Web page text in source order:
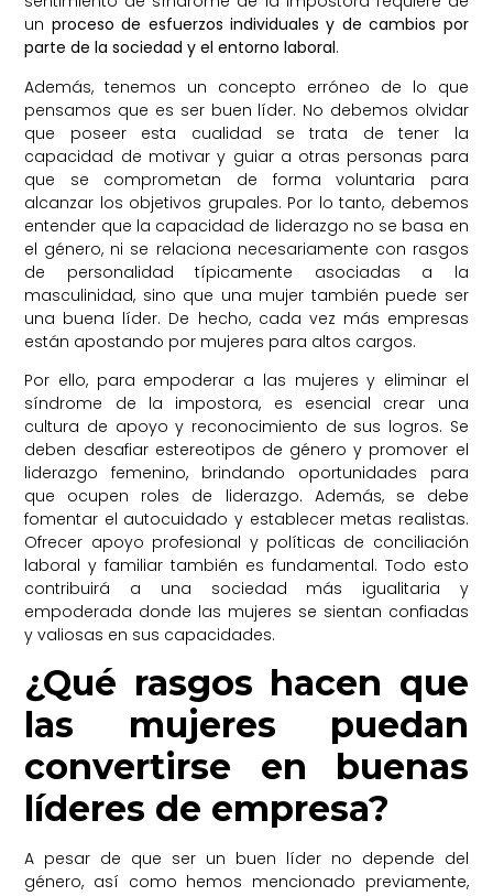
un proceso de esfuerzos individuales y de cambios por
parte de la sociedad y el entorno laboral.
Además, tenemos un concepto erróneo de lo que
pensamos que es ser buen líder. No debemos olvidar
que poseer esta cualidad se trata de tener la
capacidad de motivar y guiar a otras personas para
que se comprometan de forma voluntaria para
alcanzar los objetivos grupales. Por lo tanto, debemos
entender que la capacidad de liderazgo no se basa en
el género, ni se relaciona necesariamente con rasgos
de personalidad típicamente asociadas a la
masculinidad, sino que una mujer también puede ser
una buena líder. De hecho, cada vez más empresas
están apostando por mujeres para altos cargos.
Por ello, para empoderar a las mujeres y eliminar el
síndrome de la impostora, es esencial crear una
cultura de apoyo y reconocimiento de sus logros. Se
deben desafiar estereotipos de género y promover el
liderazgo femenino, brindando oportunidades para
que ocupen roles de liderazgo. Además, se debe
fomentar el autocuidado y establecer metas realistas.
Ofrecer apoyo profesional y políticas de conciliación
laboral y familiar también es fundamental. Todo esto
contribuirá a una sociedad más igualitaria y
empoderada donde las mujeres se sientan confiadas
y valiosas en sus capacidades.
¿Qué rasgos hacen que
las mujeres puedan
convertirse en buenas
líderes de empresa?
A pesar de que ser un buen líder no depende del
género, así como hemos mencionado previamente,